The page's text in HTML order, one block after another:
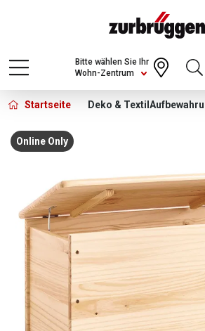
Choose a different country or region
content for your location and shop
Wohn-Zentrum
Bitte wählen Sie Ihr
Startseite Deko & Textil
Bildergalerie überspringen
Online Only